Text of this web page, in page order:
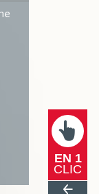
EN 1
CLIC